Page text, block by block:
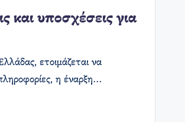
και υποσχέσεις για
ετοιμάζεται να
η έναρξη…